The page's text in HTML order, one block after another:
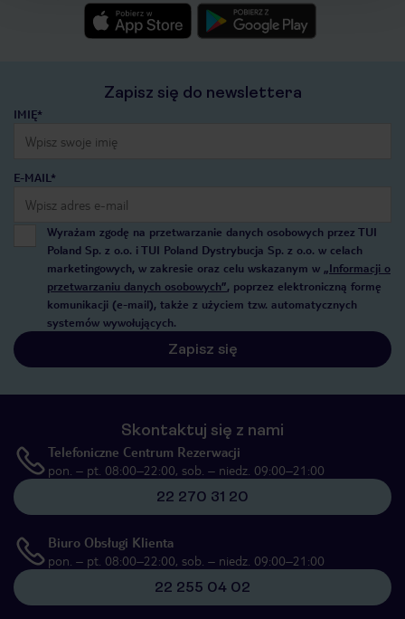
Zapisz się do newslettera
IMIĘ*
E-MAIL*
Wyrażam zgodę na przetwarzanie danych osobowych przez TUI
Poland Sp. z o.o. i TUI Poland Dystrybucja Sp. z o.o. w celach
marketingowych, w zakresie oraz celu wskazanym w „Informacji o
przetwarzaniu danych osobowych”, poprzez elektroniczną formę
komunikacji (e-mail), także z użyciem tzw. automatycznych
systemów wywołujących.
Zapisz się
Skontaktuj się z nami
Telefoniczne Centrum Rezerwacji
pon. – pt. 08:00–22:00, sob. – niedz. 09:00–21:00
22 270 31 20
Biuro Obsługi Klienta
pon. – pt. 08:00–22:00, sob. – niedz. 09:00–21:00
22 255 04 02